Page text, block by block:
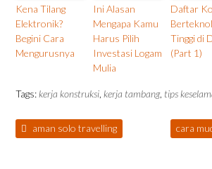
Kena Tilang
Elektronik?
Begini Cara
Mengurusnya
Ini Alasan
Mengapa Kamu
Harus Pilih
Investasi Logam
Mulia
Daftar
Tinggi di
(Part 1)
Tags:kerja konstruksi, kerja tambang, tips
cara
aman solo travelling